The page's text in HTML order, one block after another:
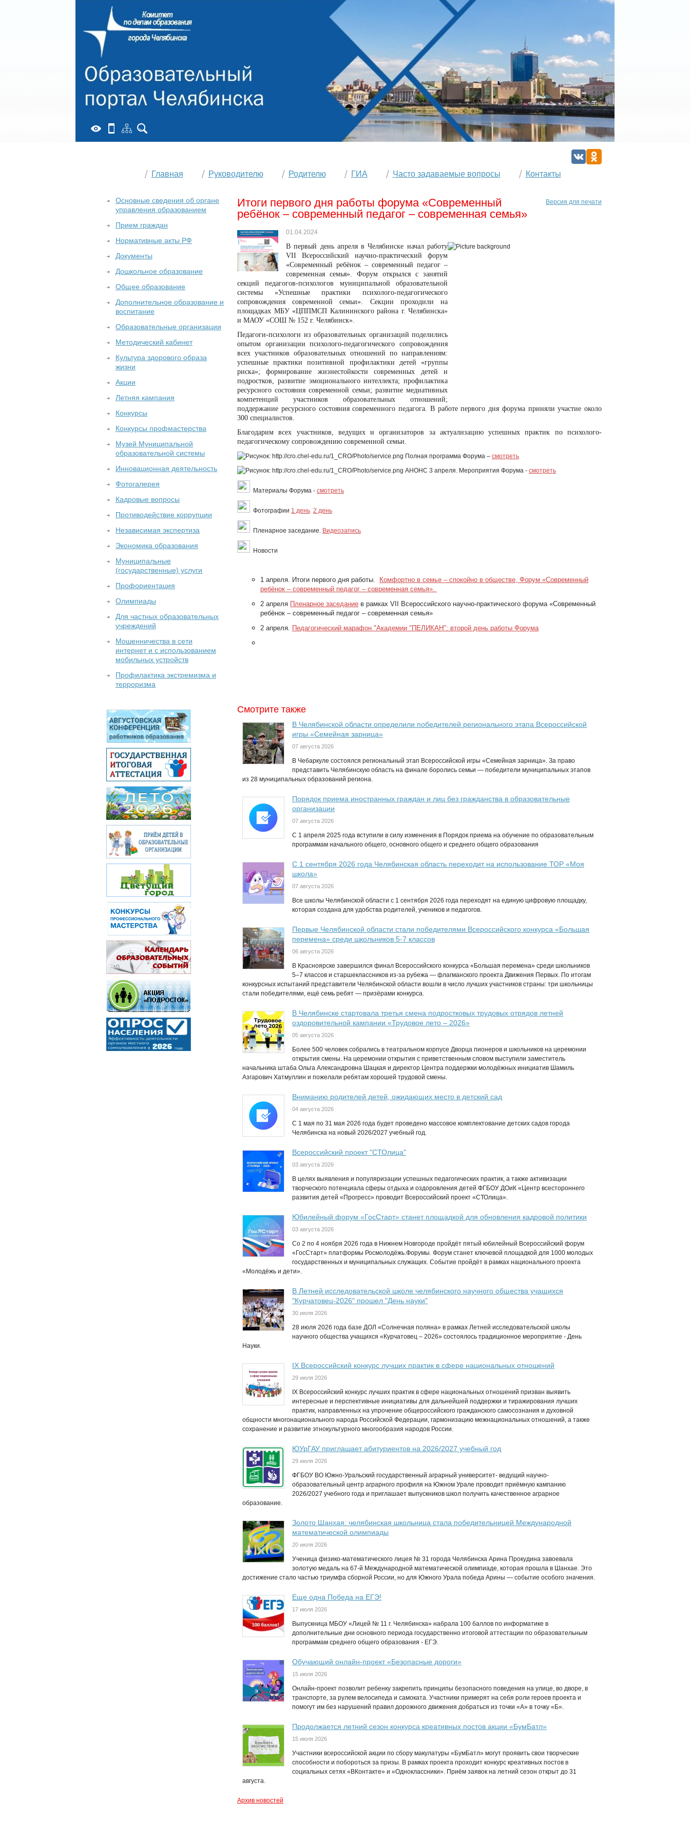
Главная Руководителю Родителю ГИА Часто задаваемые вопросы Контакты
Версия для печати
Итоги первого дня работы форума «Современный
ребёнок – современный педагог – современная семья»
01.04.2024
В первый день апреля в Челябинске начал работу
VII Всероссийский научно-практический форум
«Современный ребёнок – современный педагог –
современная семья». Форум открылся с занятий
секций педагогов-психологов муниципальной образовательной
системы «Успешные практики психолого-педагогического
сопровождения современной семьи». Секции проходили на
площадках МБУ «ЦППМСП Калининского района г. Челябинска»
и МАОУ «СОШ № 152 г. Челябинск».
Педагоги-психологи из образовательных организаций поделились
опытом организации психолого-педагогического сопровождения
всех участников образовательных отношений по направлениям:
успешные практики позитивной профилактики детей «группы
риска»; формирование жизнестойкости современных детей и
подростков, развитие эмоционального интеллекта; профилактика
ресурсного состояния современной семьи; развитие медиативных
компетенций участников образовательных отношений;
поддержание ресурсного состояния современного педагога. В работе первого дня форума приняли участие около
300 специалистов.
Благодарим всех участников, ведущих и организаторов за актуализацию успешных практик по психолого-
педагогическому сопровождению современной семьи.
Полная программа Форума – смотреть
АНОНС 3 апреля. Мероприятия Форума - смотреть
Материалы Форума - смотреть
Фотографии 1 день 2 день
Пленарное заседание. Видеозапись
Новости
1 апреля. Итоги первого дня работы.
Комфортно в семье – спокойно в обществе, Форум «Современный
ребёнок – современный педагог – современная семья».
2 апреля Пленарное заседание в рамках VII Всероссийского научно-практического форума «Современный
ребёнок – современный педагог – современная семья»
2 апреля. Педагогический марафон "Академии "ПЕЛИКАН": второй день работы Форума
Смотрите также
В Челябинской области определили победителей регионального этапа Всероссийской
игры «Семейная зарница»
07 августа 2026
В Чебаркуле состоялся региональный этап Всероссийской игры «Семейная зарница». За право
представить Челябинскую область на финале боролись семьи — победители муниципальных этапов
из 28 муниципальных образований региона.
Порядок приема иностранных граждан и лиц без гражданства в образовательные
организации
07 августа 2026
С 1 апреля 2025 года вступили в силу изменения в Порядок приема на обучение по образовательным
программам начального общего, основного общего и среднего общего образования
С 1 сентября 2026 года Челябинская область переходит на использование ТОР «Моя
школа»
07 августа 2026
Все школы Челябинской области с 1 сентября 2026 года переходят на единую цифровую площадку,
которая создана для удобства родителей, учеников и педагогов.
Первые Челябинской области стали победителями Всероссийского конкурса «Большая
перемена» среди школьников 5-7 классов
06 августа 2026
В Красноярске завершился финал Всероссийского конкурса «Большая перемена» среди школьников
5–7 классов и старшеклассников из-за рубежа — флагманского проекта Движения Первых. По итогам
конкурсных испытаний представители Челябинской области вошли в число лучших участников страны: три школьницы
стали победителями, ещё семь ребят — призёрами конкурса.
В Челябинске стартовала третья смена подростковых трудовых отрядов летней
оздоровительной кампании «Трудовое лето – 2026»
05 августа 2026
Более 500 человек собрались в театральном корпусе Дворца пионеров и школьников на церемонии
открытия смены. На церемонии открытия с приветственным словом выступили заместитель
начальника штаба Ольга Александровна Шацкая и директор Центра поддержки молодёжных инициатив Шамиль
Азгарович Хатмуллин и пожелали ребятам хорошей трудовой смены.
Вниманию родителей детей, ожидающих место в детский сад
04 августа 2026
C 1 мая по 31 мая 2026 года будет проведено массовое комплектование детских садов города
Челябинска на новый 2026/2027 учебный год.
Всероссийский проект "СТОлица"
03 августа 2026
В целях выявления и популяризации успешных педагогических практик, а также активизации
творческого потенциала сферы отдыха и оздоровления детей ФГБОУ ДОиК «Центр всестороннего
развития детей «Прогресс» проводит Всероссийский проект «СТОлица».
Юбилейный форум «ГосСтарт» станет площадкой для обновления кадровой политики
03 августа 2026
Со 2 по 4 ноября 2026 года в Нижнем Новгороде пройдёт пятый юбилейный Всероссийский форум
«ГосСтарт» платформы Росмолодёжь.Форумы. Форум станет ключевой площадкой для 1000 молодых
государственных и муниципальных служащих. Событие пройдёт в рамках национального проекта
«Молодёжь и дети».
В Летней исследовательской школе челябинского научного общества учащихся
"Курчатовец-2026" прошел "День науки"
30 июля 2026
28 июля 2026 года базе ДОЛ «Солнечная поляна» в рамках Летней исследовательской школы
научного общества учащихся «Курчатовец – 2026» состоялось традиционное мероприятие - День
Науки.
IХ Всероссийский конкурс лучших практик в сфере национальных отношений
29 июля 2026
IX Всероссийский конкурс лучших практик в сфере национальных отношений призван выявить
интересные и перспективные инициативы для дальнейшей поддержки и тиражирования лучших
практик, направленных на упрочение общероссийского гражданского самосознания и духовной
общности многонационального народа Российской Федерации, гармонизацию межнациональных отношений, а также
сохранение и развитие этнокультурного многообразия народов России.
ЮУрГАУ приглашает абитуриентов на 2026/2027 учебный год
29 июля 2026
ФГБОУ ВО Южно-Уральский государственный аграрный университет- ведущий научно-
образовательный центр аграрного профиля на Южном Урале проводит приёмную кампанию
2026/2027 учебного года и приглашает выпускников школ получить качественное аграрное
образование.
Золото Шанхая: челябинская школьница стала победительницей Международной
математической олимпиады
20 июля 2026
Ученица физико-математического лицея № 31 города Челябинска Арина Прокудина завоевала
золотую медаль на 67-й Международной математической олимпиаде, которая прошла в Шанхае. Это
достижение стало частью триумфа сборной России, но для Южного Урала победа Арины — событие особого значения.
Еще одна Победа на ЕГЭ!
17 июля 2026
Выпускница МБОУ «Лицей № 11 г. Челябинска» набрала 100 баллов по информатике в
дополнительные дни основного периода государственно итоговой аттестации по образовательным
программам среднего общего образования - ЕГЭ.
Обучающий онлайн-проект «Безопасные дороги»
15 июля 2026
Онлайн-проект позволит ребенку закрепить принципы безопасного поведения на улице, во дворе, в
транспорте, за рулем велосипеда и самоката. Участники примерят на себя роли героев проекта и
помогут им без нарушений правил дорожного движения добраться из точки «А» в точку «Б».
Продолжается летний сезон конкурса креативных постов акции «БумБатл»
15 июля 2026
Участники всероссийской акции по сбору макулатуры «БумБатл» могут проявить свои творческие
способности и побороться за призы. В рамках проекта проходит конкурс креативных постов в
социальных сетях «ВКонтакте» и «Одноклассники». Приём заявок на летний сезон открыт до 31
августа.
Архив новостей
Основные сведения об органе
управления образованием
Прием граждан
Нормативные акты РФ
Документы
Дошкольное образование
Общее образование
Дополнительное образование и
воспитание
Образовательные организации
Методический кабинет
Культура здорового образа
жизни
Акции
Летняя кампания
Конкурсы
Конкурсы профмастерства
Музей Муниципальной
образовательной системы
Инновационная деятельность
Фотогалерея
Кадровые вопросы
Противодействие коррупции
Независимая экспертиза
Экономика образования
Муниципальные
(государственные) услуги
Профориентация
Олимпиады
Для частных образовательных
учреждений
Мошенничества в сети
интернет и с использованием
мобильных устройств
Профилактика экстремизма и
терроризма